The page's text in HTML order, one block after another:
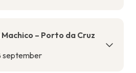
– Porto da Cruz
september